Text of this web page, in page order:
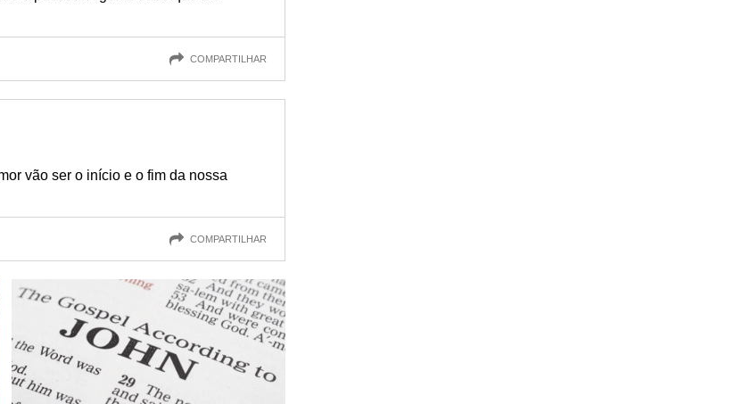
COMPARTILHAR
vão ser o início e o fim da nossa
COMPARTILHAR